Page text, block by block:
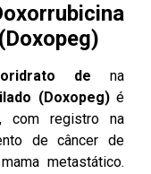
de na
(Doxopeg)é
com registro na
de câncer de
metastático.